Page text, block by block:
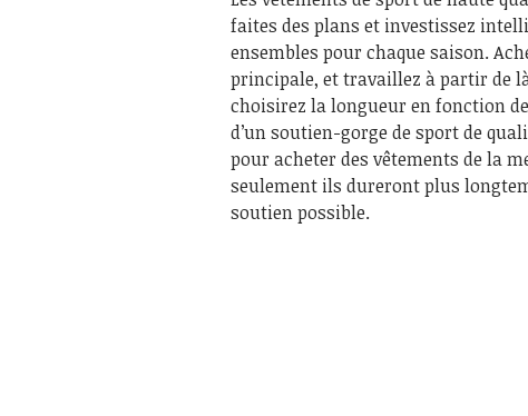
faites des plans et investissez
ensembles pour chaque saison.
principale, et travaillez à partir de
choisirez la longueur en fonction
d’un soutien-gorge de sport de
pour acheter des vêtements de la
seulement ils dureront plus
soutien possible.